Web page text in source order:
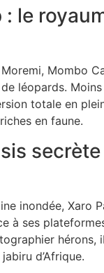
le
Mombo
léopards. Moins
totale en
en faune.
inondée, Xaro
à ses
d’Afrique.